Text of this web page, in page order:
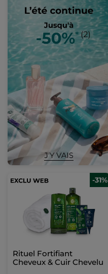
-31%
Rituel Fortifiant
Cheveux & Cuir Chevelu